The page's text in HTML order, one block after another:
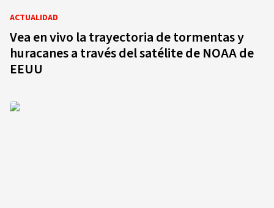
ACTUALIDAD
Vea en vivo la trayectoria de tormentas y
huracanes a través del satélite de NOAA de
EEUU